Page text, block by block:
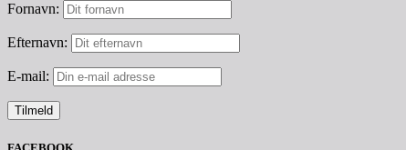
Fornavn:
Efternavn:
E-mail: